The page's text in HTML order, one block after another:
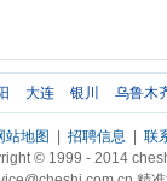
大连 银川 乌鲁木
站地图 招聘信息
联
© 1999 - 2014